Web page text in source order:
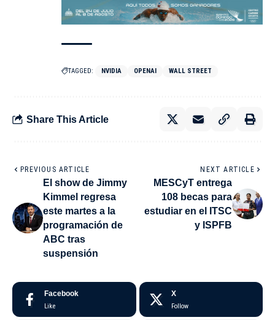
TAGGED: NVIDIA OPENAI WALL STREET
Share This Article
PREVIOUS ARTICLE
El show de Jimmy
Kimmel regresa
este martes a la
programación de
ABC tras
suspensión
NEXT ARTICLE
MESCyT entrega
108 becas para
estudiar en el ITSC
y ISPFB
Facebook
Like
X
Follow